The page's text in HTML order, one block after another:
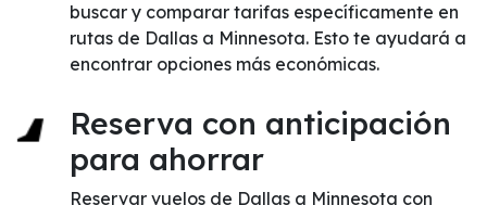
buscar y comparar tarifas específicamente en
rutas de Dallas a Minnesota. Esto te ayudará a
encontrar opciones más económicas.
Reserva con anticipación
para ahorrar
Reservar vuelos de Dallas a Minnesota con